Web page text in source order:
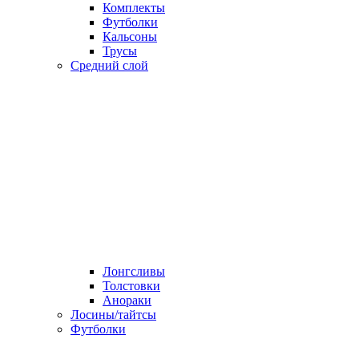
Комплекты
Футболки
Кальсоны
Трусы
Средний слой
Лонгсливы
Толстовки
Анораки
Лосины/тайтсы
Футболки